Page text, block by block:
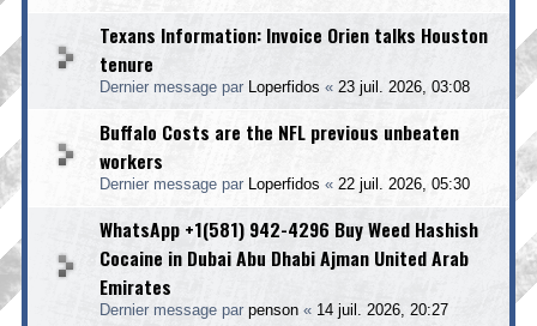
Texans Information: Invoice Orien talks Houston
tenure
Dernier message par Loperfidos « 23 juil. 2026, 03:08
Buffalo Costs are the NFL previous unbeaten
workers
Dernier message par Loperfidos « 22 juil. 2026, 05:30
WhatsApp +1(581) 942-4296 Buy Weed Hashish
Cocaine in Dubai Abu Dhabi Ajman United Arab
Emirates
Dernier message par penson « 14 juil. 2026, 20:27